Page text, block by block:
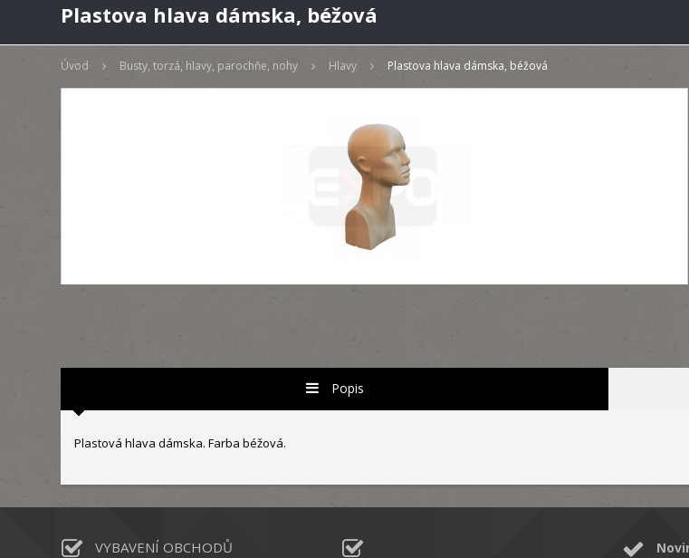
Plastova hlava dámska, béžová
Úvod Busty, torzá, hlavy, parochňe, nohy Hlavy Plastova hlava dámska, béžová
Popis
Plastová hlava dámska. Farba béžová.
VYBAVENÍ OBCHODŮ